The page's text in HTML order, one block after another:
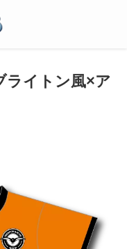
ライトン風×ア